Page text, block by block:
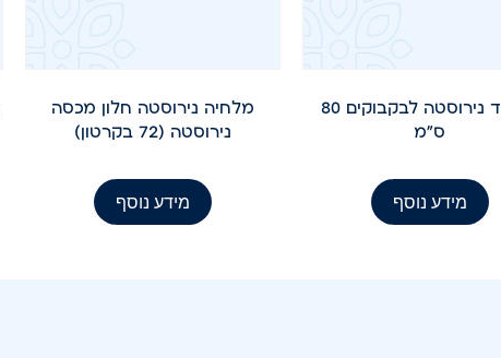
מעמד נירוסטה לבקבוקים 80
ס"מ
מידע נוסף
מלחיה נירוסטה חלון מכסה
נירוסטה (72 בקרטון)
מידע נוסף